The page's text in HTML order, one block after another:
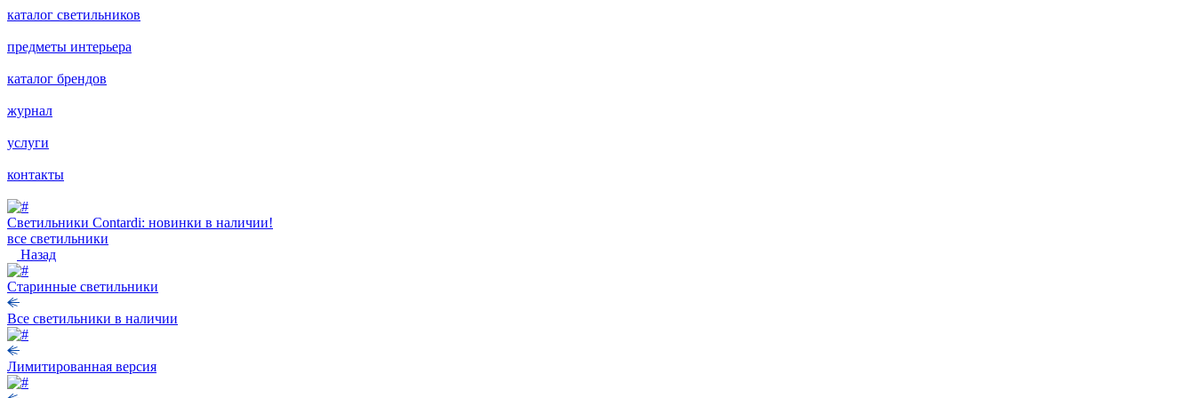
каталог светильников
предметы интерьера
каталог брендов
журнал
услуги
контакты
Светильники Contardi: новинки в наличии!
все светильники
Назад
Старинные светильники
Все светильники в наличии
Лимитированная версия